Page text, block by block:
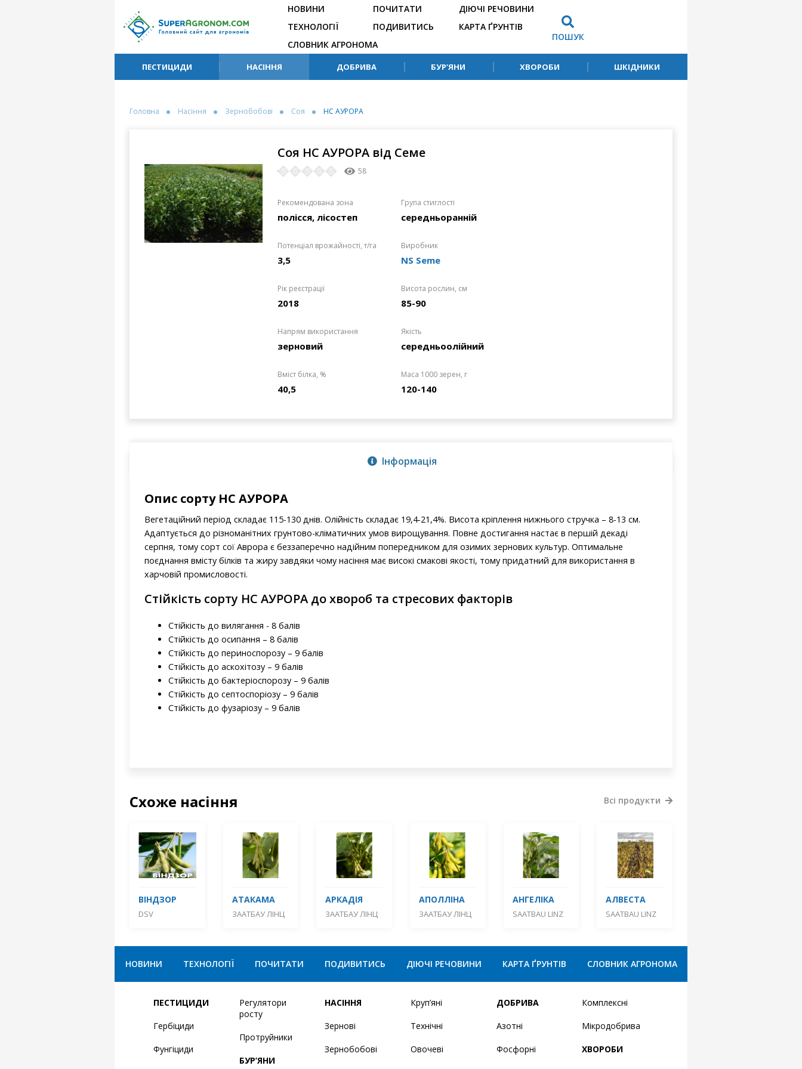
НОВИНИ
ТЕХНОЛОГІЇ
ПОЧИТАТИ
ПОДИВИТИСЬ
ДІЮЧІ РЕЧОВИНИ
КАРТА ҐРУНТІВ
СЛОВНИК АГРОНОМА
ПОШУК
ПЕСТИЦИДИ НАСІННЯ ДОБРИВА БУР’ЯНИ ХВОРОБИ ШКІДНИКИ
Головна Насіння Зернобобові Соя НС АУРОРА
Соя НС АУРОРА від Семе
58
Рекомендована зона
полісся, лісостеп
Група стиглості
середньоранній
Потенціал врожайності, т/га
3,5
Виробник
NS Seme
Рік реєстрації
2018
Висота рослин, см
85-90
Напрям використання
зерновий
Якість
середньоолійний
Вміст білка, %
40,5
Маса 1000 зерен, г
120-140
Інформація
Опис сорту НС АУРОРА
Вегетаційний період складає 115-130 днів. Олійність складає 19,4-21,4%. Висота кріплення нижнього стручка – 8-13 см.
Адаптується до різноманітних грунтово-кліматичних умов вирощування. Повне достигання настає в першій декаді
серпня, тому сорт сої Аврора є беззаперечно надійним попередником для озимих зернових культур. Оптимальне
поєднання вмісту білків та жиру завдяки чому насіння має високі смакові якості, тому придатний для використання в
харчовій промисловості.
Стійкість сорту НС АУРОРА до хвороб та стресових факторів
Стійкість до вилягання - 8 балів
Стійкість до осипання – 8 балів
Стійкість до периноспорозу – 9 балів
Стійкість до аскохітозу – 9 балів
Стійкість до бактеріоспорозу – 9 балів
Стійкість до септоспоріозу – 9 балів
Стійкість до фузаріозу – 9 балів
Схоже насіння
ВІНДЗОР
DSV
АТАКАМА
ЗААТБАУ ЛІНЦ
АРКАДІЯ
ЗААТБАУ ЛІНЦ
АПОЛЛІНА
ЗААТБАУ ЛІНЦ
АНГЕЛІКА
SAATBAU LINZ
АЛВЕСТА
SAATBAU LINZ
Всі продукти
НОВИНИ ТЕХНОЛОГІЇ ПОЧИТАТИ ПОДИВИТИСЬ ДІЮЧІ РЕЧОВИНИ КАРТА ҐРУНТІВ СЛОВНИК АГРОНОМА
ПЕСТИЦИДИ
Гербіциди
Фунгіциди
Регулятори
росту
Протруйники
БУР’ЯНИ
НАСІННЯ
Зернові
Зернобобові
Круп’яні
Технічні
Овочеві
ДОБРИВА
Азотні
Фосфорні
Комплексні
Мікродобрива
ХВОРОБИ